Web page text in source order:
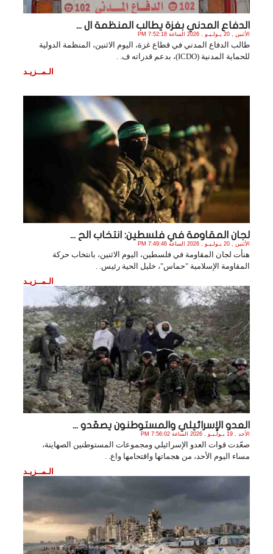
الدفاع المدني بغزة يطالب المنظمة ال ...
الأثنين , 20 يـولـيـو , 2026 الساعة 7:52:18 PM
طالب الدفاع المدني في قطاع غزة، اليوم الاثنين، المنظمة الدولية
للحماية المدنية (ICDO)، بدعم قدراته ف. .
الـمــزيـد
لجان المقاومة في فلسطين: انتخاب الح ...
الأثنين , 20 يـولـيـو , 2026 الساعة 7:49:46 PM
هنأت لجان المقاومة في فلسطين، اليوم الاثنين، بانتخاب حركة
المقاومة الإسلامية "حماس"، خليل الحية رئيس. .
الـمــزيـد
العدو الإسرائيلي والمستوطنون يصعّدو ...
الأحد , 19 يـولـيـو , 2026 الساعة 7:56:02 PM
صعّدت قوات العدو الإسرائيلي ومجموعات المستوطنين الصهاينة،
مساء اليوم الأحد، من هجماتها واقتحامها واع. .
الـمــزيـد